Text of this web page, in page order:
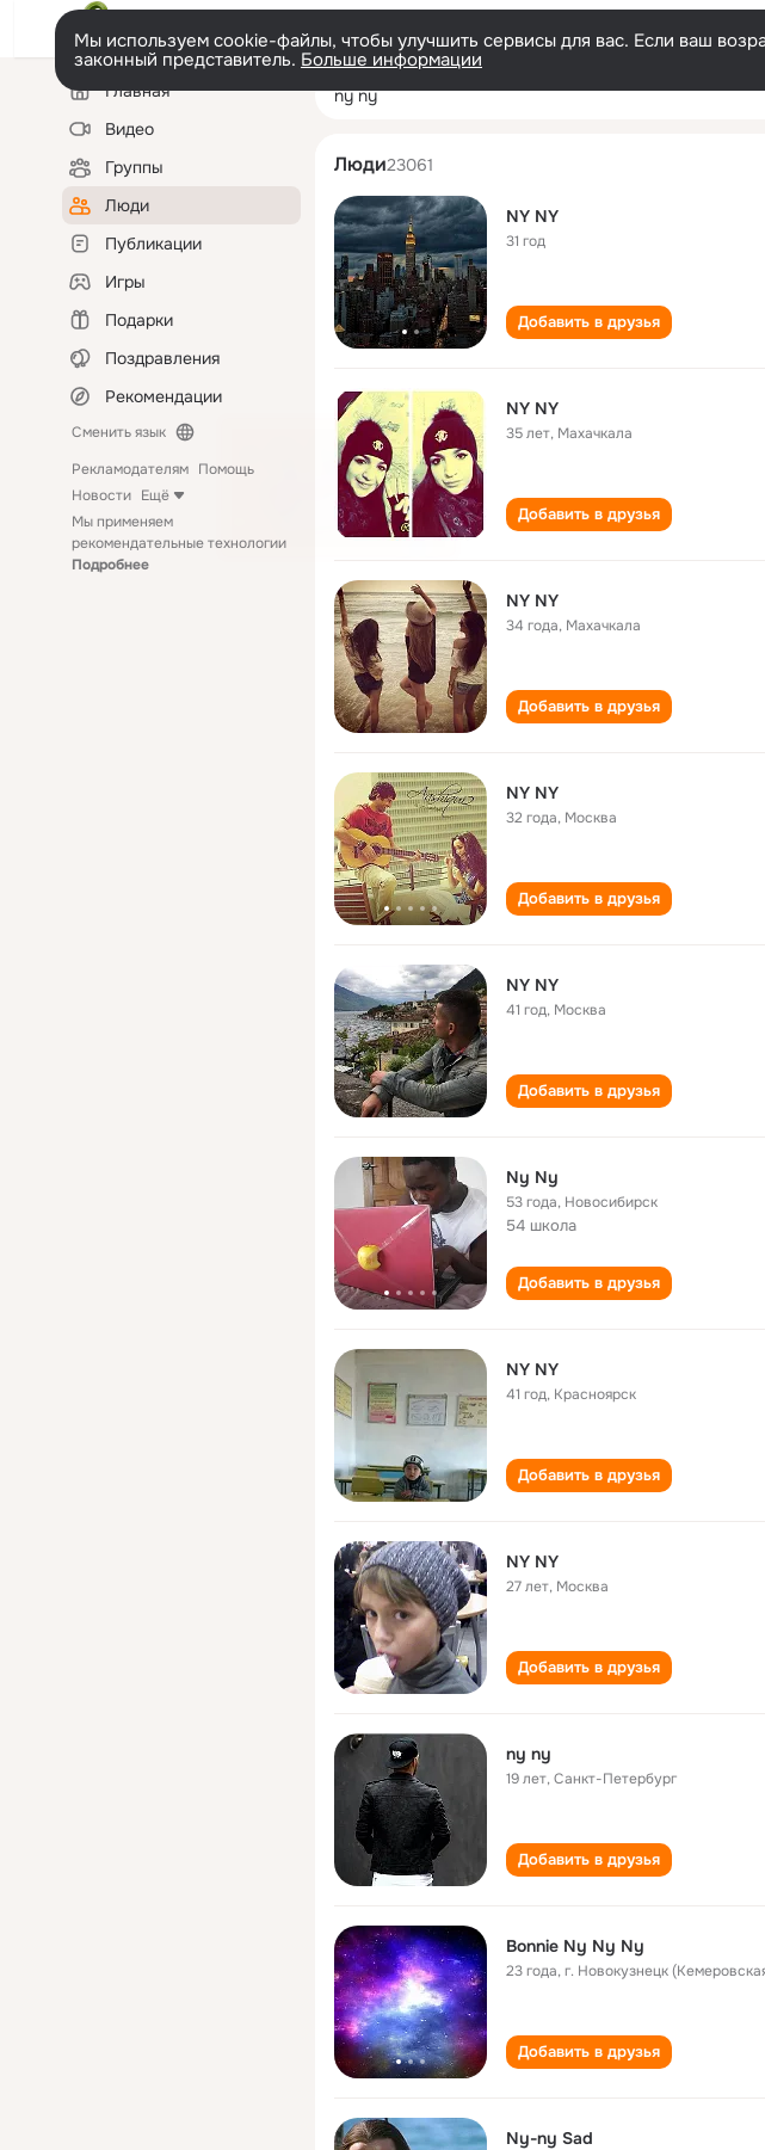
Мы используем cookie-файлы, чтобы улучшить сервисы для вас. Если ваш
законный представитель. Больше информации
Левая
колонкаГлавная
Видео
Группы
Люди
Публикации
Игры
Подарки
Поздравления
Рекомендации
Сменить язык
Рекламодателям Помощь
Новости Ещё
Мы применяем
рекомендательные технологии
Подробнее
ny ny
Люди23061
NY NY
31 год
Добавить в друзья
NY NY
35 лет, Махачкала
Добавить в друзья
NY NY
34 года, Махачкала
Добавить в друзья
NY NY
32 года, Москва
Добавить в друзья
NY NY
41 год, Москва
Добавить в друзья
Ny Ny
53 года, Новосибирск
54 школа
Добавить в друзья
NY NY
41 год, Красноярск
Добавить в друзья
NY NY
27 лет, Москва
Добавить в друзья
ny ny
19 лет,Санкт-Петербург
Добавить в друзья
Bonnie Ny Ny Ny
23 года,г. Новокузнецк
Добавить в друзья
Ny-ny Sad